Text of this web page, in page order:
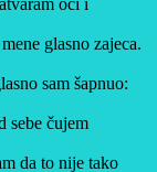
glasno zajeca.
sam šapnuo:
sebe čujem
da to nije tako